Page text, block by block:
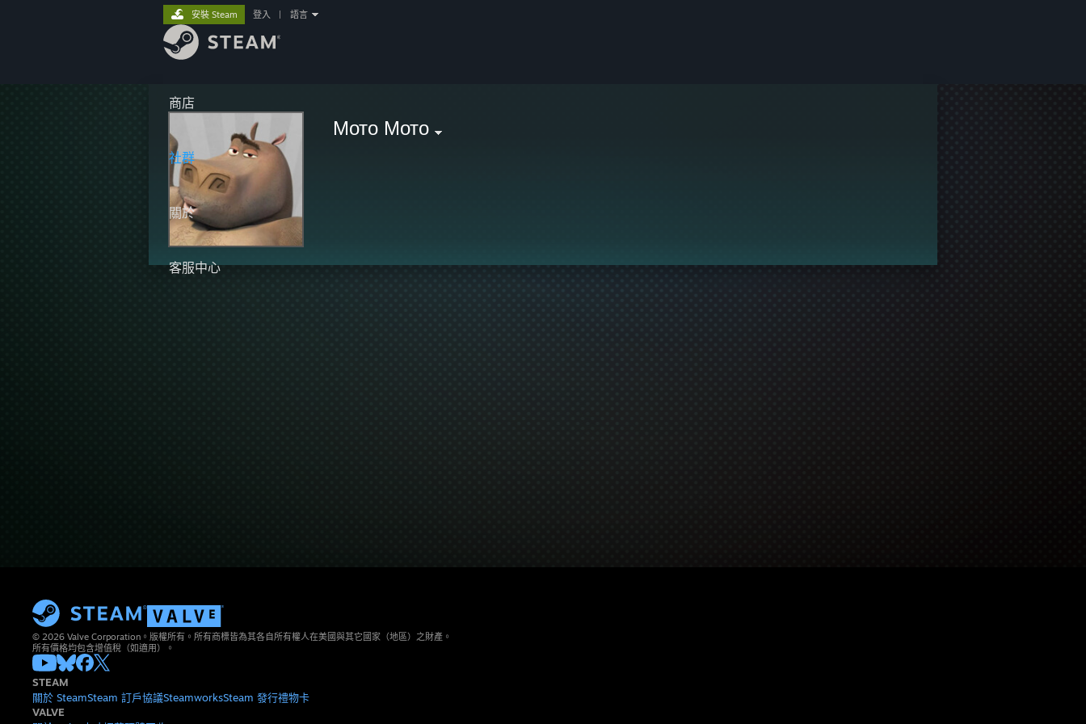
商店
社群
關於
客服中心
安裝 Steam 登入 語言
Мото Мото
© 2026 Valve Corporation。版權所有。所有商標皆為其各自所有權人在美國與其它國家（地區）之財產。
所有價格均包含增值稅（如適用）。
STEAM
關於 SteamSteam 訂戶協議SteamworksSteam 發行禮物卡
VALVE